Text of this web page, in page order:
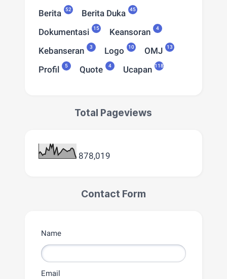
Berita 52 Berita Duka 45
Dokumentasi 15 Keansoran 4
Kebanseran 3 Logo 10 OMJ 13
Profil 5 Quote 4 Ucapan 118
Total Pageviews
878,019
Contact Form
Name
Email